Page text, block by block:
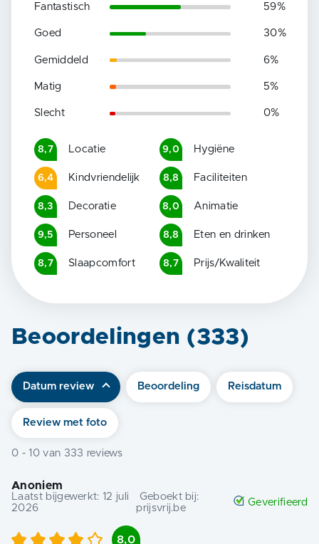
Fantastisch 59%
Goed 30%
Gemiddeld 6%
Matig 5%
Slecht 0%
8,7 Locatie 9,0 Hygiëne
6,4 Kindvriendelijk 8,8 Faciliteiten
8,3 Decoratie 8,0 Animatie
9,5 Personeel 8,8 Eten en drinken
8,7 Slaapcomfort 8,7 Prijs/Kwaliteit
Beoordelingen (333)
Datum review Beoordeling Reisdatum
Review met foto
0 - 10van 333 reviews
Anoniem
Laatst bijgewerkt: 12 juli
2026
Geboekt bij:
prijsvrij.be
Geverifieerd
8,0